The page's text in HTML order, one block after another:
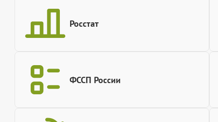
Росстат
ФССП России